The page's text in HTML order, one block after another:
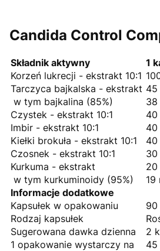
Candida Control
Składnik aktywny 1
Korzeń lukrecji - ekstrakt 10:1
Tarczyca bajkalska - ekstrakt 45
w tym bajkalina (85%)
38
Czystek - ekstrakt 10:1
40
Imbir - ekstrakt 10:1
40
Kiełki brokuła - ekstrakt 10:1
40
Czosnek - ekstrakt 10:1
30
Kurkuma - ekstrakt
20
w tym kurkuminoidy (95%)
19
Informacje dodatkowe
Kapsułek w opakowaniu
90
Rodzaj kapsułek
Sugerowana dawka dzienna
2
1 opakowanie wystarczy na
45